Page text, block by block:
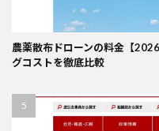
農薬散布ドローンの料金【
グコストを徹底比較